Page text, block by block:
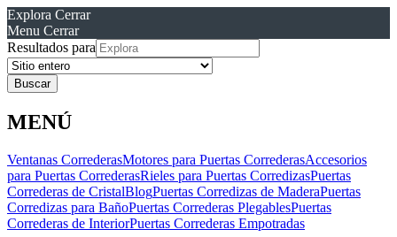
Explora Cerrar
Menu Cerrar
Resultados para
MENÚ
Ventanas CorrederasMotores para Puertas CorrederasAccesorios
para Puertas CorrederasRieles para Puertas CorredizasPuertas
Correderas de CristalBlogPuertas Corredizas de MaderaPuertas
Corredizas para BañoPuertas Correderas PlegablesPuertas
Correderas de InteriorPuertas Correderas Empotradas